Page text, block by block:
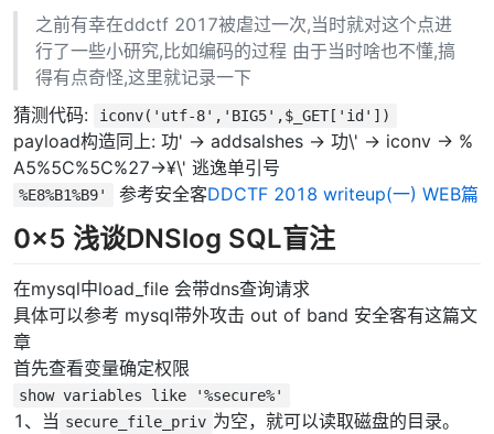
之前有幸在ddctf 2017被虐过一次,当时就对这个点进
行了一些小研究,比如编码的过程 由于当时啥也不懂,搞
得有点奇怪,这里就记录一下
猜测代码:
iconv('utf-8','BIG5',$_GET['id'])
payload构造同上: 功' -> addsalshes -> 功\' -> iconv -> %
A5%5C%5C%27->¥\' 逃逸单引号
%E8%B1%B9' 参考安全客DDCTF 2018 writeup(一) WEB篇
0x5 浅谈DNSlog SQL盲注
在mysql中load_file 会带dns查询请求
具体可以参考 mysql带外攻击 out of band 安全客有这篇文
章
首先查看变量确定权限
show variables like '%secure%'
1、当 secure_file_priv 为空，就可以读取磁盘的目录。